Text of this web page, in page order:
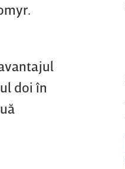
doi în